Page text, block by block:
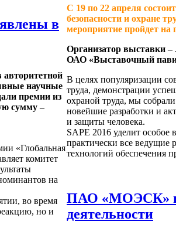
в
авторитетной
научные
премии из
сумму –
«Глобальная
комитет
на
во время
но и
С 19 по 22 апреля
безопасности и охране
мероприятие пройдет на
Организатор выставки
ОАО «Выставочный
В целях популяризации
труда, демонстрации
охраной труда, мы
новейшие разработки и
и защиты человека.
SAPE 2016 уделит особое
практически все ведущие
технологий обеспечения
ПАО «МОЭСК»
деятельности